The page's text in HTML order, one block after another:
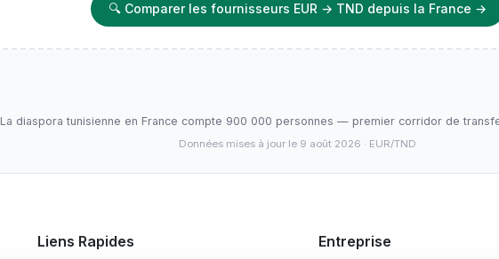
🔍 Comparer les fournisseurs EUR → TND depuis la France →
La diaspora tunisienne en France compte 900 000 personnes — premier corridor de
Données mises à jour le 9 août 2026 · EUR/TND
Liens Rapides Entreprise